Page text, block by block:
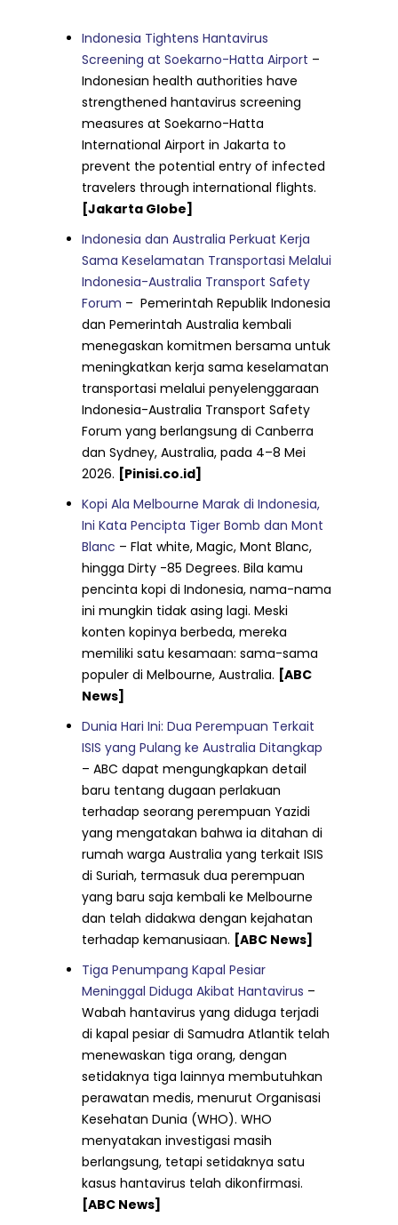
Indonesia Tightens Hantavirus
Screening at Soekarno-Hatta Airport –
Indonesian health authorities have
strengthened hantavirus screening
measures at Soekarno-Hatta
International Airport in Jakarta to
prevent the potential entry of infected
travelers through international flights.
[Jakarta Globe]
Indonesia dan Australia Perkuat Kerja
Sama Keselamatan Transportasi Melalui
Indonesia-Australia Transport Safety
Forum – Pemerintah Republik Indonesia
dan Pemerintah Australia kembali
menegaskan komitmen bersama untuk
meningkatkan kerja sama keselamatan
transportasi melalui penyelenggaraan
Indonesia-Australia Transport Safety
Forum yang berlangsung di Canberra
dan Sydney, Australia, pada 4–8 Mei
2026. [Pinisi.co.id]
Kopi Ala Melbourne Marak di Indonesia,
Ini Kata Pencipta Tiger Bomb dan Mont
Blanc – Flat white, Magic, Mont Blanc,
hingga Dirty -85 Degrees. Bila kamu
pencinta kopi di Indonesia, nama-nama
ini mungkin tidak asing lagi. Meski
konten kopinya berbeda, mereka
memiliki satu kesamaan: sama-sama
populer di Melbourne, Australia. [ABC
News]
Dunia Hari Ini: Dua Perempuan Terkait
ISIS yang Pulang ke Australia Ditangkap
– ABC dapat mengungkapkan detail
baru tentang dugaan perlakuan
terhadap seorang perempuan Yazidi
yang mengatakan bahwa ia ditahan di
rumah warga Australia yang terkait ISIS
di Suriah, termasuk dua perempuan
yang baru saja kembali ke Melbourne
dan telah didakwa dengan kejahatan
terhadap kemanusiaan. [ABC News]
Tiga Penumpang Kapal Pesiar
Meninggal Diduga Akibat Hantavirus –
Wabah hantavirus yang diduga terjadi
di kapal pesiar di Samudra Atlantik telah
menewaskan tiga orang, dengan
setidaknya tiga lainnya membutuhkan
perawatan medis, menurut Organisasi
Kesehatan Dunia (WHO). WHO
menyatakan investigasi masih
berlangsung, tetapi setidaknya satu
kasus hantavirus telah dikonfirmasi.
[ABC News]